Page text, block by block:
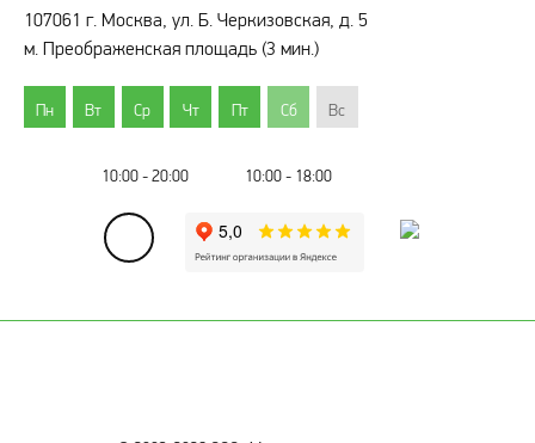
107061 г. Москва, ул. Б. Черкизовская, д. 5
м. Преображенская площадь (3 мин.)
Пн Вт Ср Чт Пт Сб Вс
10:00 - 20:00 10:00 - 18:00